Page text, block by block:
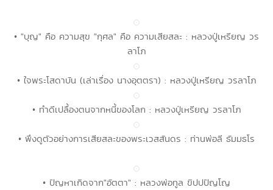
• "บุญ" คือ ความสุข "กุศล" คือ ความเสียสละ : หลวงปู่เหรียญ วร
ลาโภ
• ใจพระโสดาบัน (เล่าเรื่อง นางอุตตรา) : หลวงปู่เหรียญ วรลาโภ
• ทำดีเปลื้องตนจากหนี้ของโลก : หลวงปู่เหรียญ วรลาโภ
• พึงดูตัวอย่างการเสียสละของพระเวสสันดร : ท่านพ่อลี ธัมมธโร
• ปัญหาเกิดจาก"อัตตา" : หลวงพ่อทูล ขิปปปัญโญ